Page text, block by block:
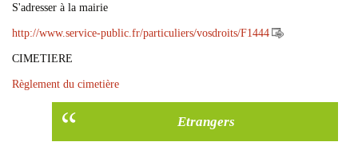
S'adresser à la mairie
http://www.service-public.fr/particuliers/vosdroits/F1444
CIMETIERE
Règlement du cimetière
Etrangers